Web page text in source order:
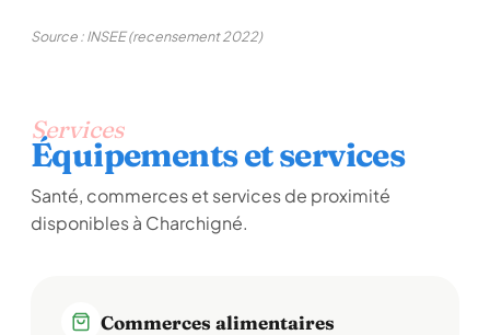
Source : INSEE (recensement 2022)
Services
Équipements et services
Santé, commerces et services de proximité
disponibles à Charchigné.
Commerces alimentaires